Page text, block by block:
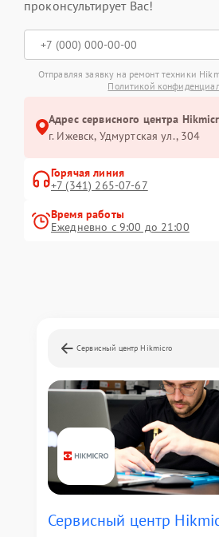
проконсультирует Вас!
Отправляя заявку на ремонт техники
Политикой
Адрес сервисного центра
г. Ижевск, Удмуртская ул., 304
Горячая линия
+7 (341) 265-07-67
Время работы
Ежедневно с 9:00 до 21:00
Сервисный центр Hikmicro
Сервисный центр